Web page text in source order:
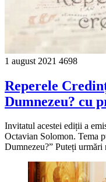
1 august 2021 4698
Reperele
Dumnezeu? cu
Invitatul acestei ediții a
Octavian Solomon. Tema
Dumnezeu?” Puteți urmări